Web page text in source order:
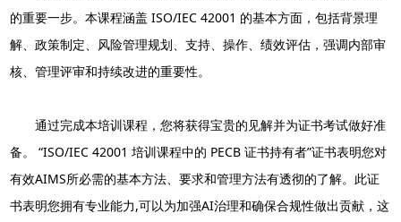
的重要一步。本课程涵盖 ISO/IEC 42001 的基本方面，包括背景理
解、政策制定、风险管理规划、支持、操作、绩效评估，强调内部审
核、管理评审和持续改进的重要性。
通过完成本培训课程，您将获得宝贵的见解并为证书考试做好准
备。 “ISO/IEC 42001 培训课程中的 PECB 证书持有者”证书表明您对
有效AIMS所必需的基本方法、要求和管理方法有透彻的了解。此证
书表明您拥有专业能力,可以为加强AI治理和确保合规性做出贡献，这